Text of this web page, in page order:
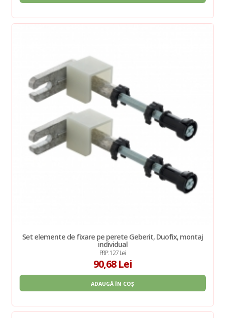
Set elemente de fixare pe perete Geberit, Duofix, montaj
individual
PRP: 127 Lei
90,68 Lei
ADAUGĂ ÎN COȘ